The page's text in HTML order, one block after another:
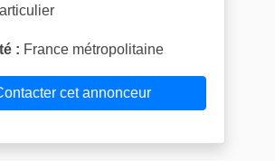
: France métropolitaine
cet annonceur